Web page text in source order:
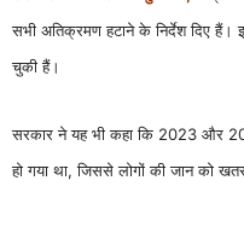
सभी अतिक्रमण हटाने के निर्देश दिए हैं।
चुकी हैं।
सरकार ने यह भी कहा कि 2023 और
हो गया था, जिससे लोगों की जान को